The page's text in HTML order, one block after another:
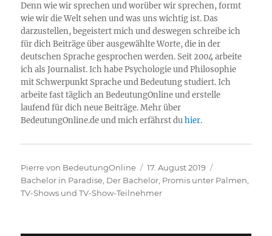
Denn wie wir sprechen und worüber wir sprechen, formt
wie wir die Welt sehen und was uns wichtig ist. Das
darzustellen, begeistert mich und deswegen schreibe ich
für dich Beiträge über ausgewählte Worte, die in der
deutschen Sprache gesprochen werden. Seit 2004 arbeite
ich als Journalist. Ich habe Psychologie und Philosophie
mit Schwerpunkt Sprache und Bedeutung studiert. Ich
arbeite fast täglich an BedeutungOnline und erstelle
laufend für dich neue Beiträge. Mehr über
BedeutungOnline.de und mich erfährst duhier.
Autor
Pierre von BedeutungOnline
Veröffentlicht
am
17. August 2019
Bachelor in Paradise Der Bachelor Promis unter Palmen
TV-Shows und TV-Show-Teilnehmer